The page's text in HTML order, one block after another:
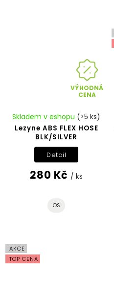
VÝHODNÁ
CENA
Lezyne ABS FLEX HOSE
BLK/SILVER
Skladem v eshopu (>5 ks)
280 Kč / ks
Detail
OS
AKCE
TOP CENA